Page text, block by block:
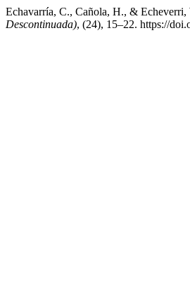
Echavarría, C., Cañola, H., & Echeverri,
Descontinuada), (24), 15–22. https://